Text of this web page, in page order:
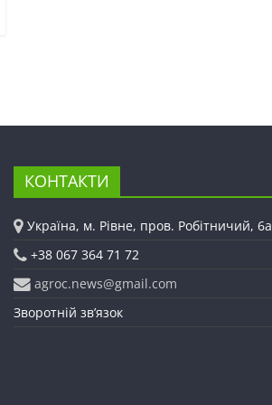
КОНТАКТИ
Україна, м. Рівне, пров. Робітничий, 6а
+38 067 364 71 72
agroc.news@gmail.com
Зворотній зв’язок